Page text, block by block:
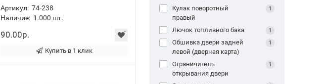
Артикул: 74-238
Наличие: 1.000 шт.
90.00р.
Купить в 1 клик
Кулак поворотный
правый
1
Лючок топливного бака 1
Обшивка двери задней
левой (дверная карта)
1
Ограничитель
открывания двери
1